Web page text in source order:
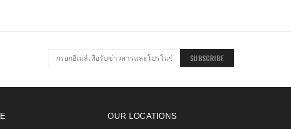
SUBSCRIBE
OUR LOCATIONS